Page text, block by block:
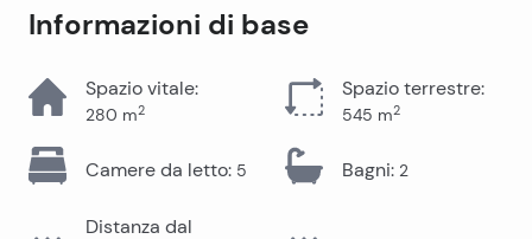
Informazioni di base
Spazio vitale:
280 m2
Spazio terrestre:
545 m2
Camere da letto: 5 Bagni: 2
Distanza dal